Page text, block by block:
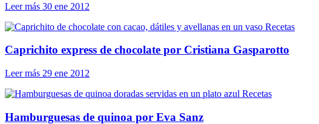
Leer más 30 ene 2012
Recetas
Caprichito express de chocolate por Cristiana Gasparotto
Leer más 29 ene 2012
Recetas
Hamburguesas de quinoa por Eva Sanz